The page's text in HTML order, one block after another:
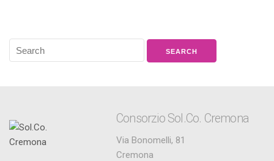
Consorzio Sol.Co. Cremona
Via Bonomelli, 81
Cremona